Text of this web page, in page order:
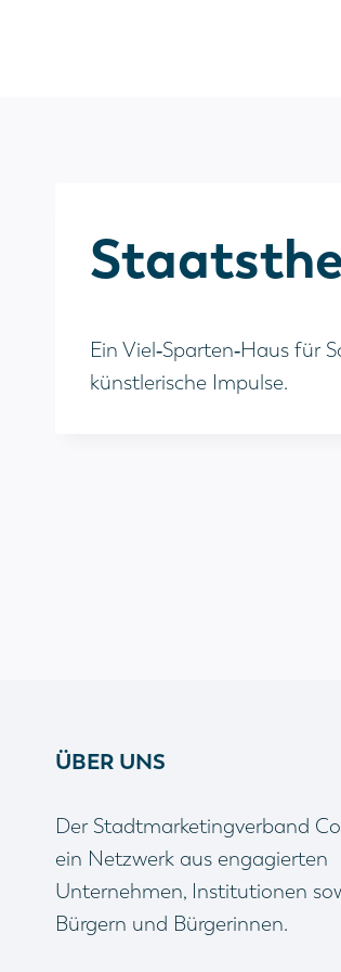
Ein Viel‑Sparten‑Haus für
künstlerische Impulse.
ÜBER UNS
Der Stadtmarketingverband
ein Netzwerk aus engagierten
Unternehmen, Institutionen
Bürgern und Bürgerinnen.